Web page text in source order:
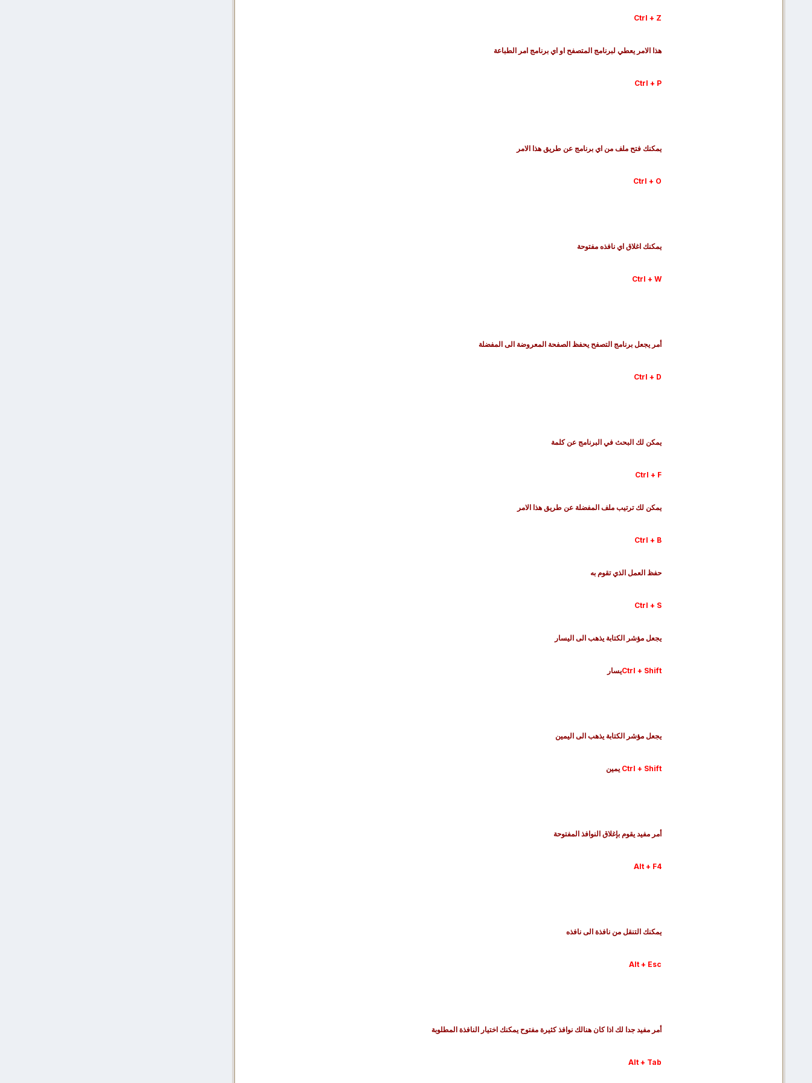
Ctrl + Z
هذا الامر يعطي لبرنامج المتصفح او اي برنامج امر الطباعة
Ctrl + P
يمكنك فتح ملف من اي برنامج عن طريق هذا الامر
Ctrl + O
يمكنك اغلاق اي نافذه مفتوحة
Ctrl + W
أمر يجعل برنامج التصفح يحفظ الصفحة المعروضة الى المفضلة
Ctrl + D
يمكن لك البحث في البرنامج عن كلمة
Ctrl + F
يمكن لك ترتيب ملف المفضلة عن طريق هذا الامر
Ctrl + B
حفظ العمل الذي تقوم به
Ctrl + S
يجعل مؤشر الكتابة يذهب الى اليسار
Ctrl + Shiftيسار
يجعل مؤشر الكتابة يذهب الى اليمين
Ctrl + Shift يمين
أمر مفيد يقوم بإغلاق النوافذ المفتوحة
Alt + F4
يمكنك التنقل من نافذة الى نافذه
Alt + Esc
أمر مفيد جدا لك اذا كان هنالك نوافذ كثيرة مفتوح يمكنك اختيار النافذة المطلوبة
Alt + Tab